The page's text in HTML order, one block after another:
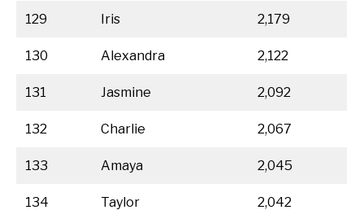
129 Iris 2,179
130 Alexandra 2,122
131 Jasmine 2,092
132 Charlie 2,067
133 Amaya 2,045
134 Taylor 2,042